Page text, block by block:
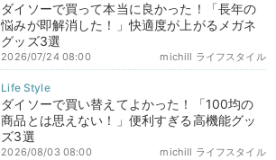
ダイソーで買って本当に良かった！「長年の
悩みが即解消した！」快適度が上がるメガネ
グッズ3選
michill ライフスタイル
2026/07/24 08:00
ダイソーで買い替えてよかった！「100均の
商品とは思えない！」便利すぎる高機能グッ
ズ3選
michill ライフスタイル
2026/08/03 08:00